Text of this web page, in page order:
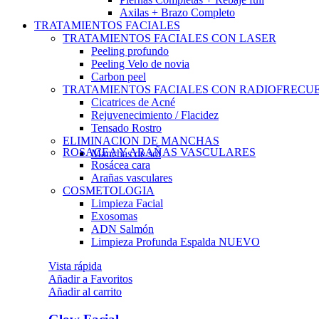
Axilas + Brazo Completo
TRATAMIENTOS FACIALES
TRATAMIENTOS FACIALES CON LASER
Peeling profundo
Peeling Velo de novia
Carbon peel
TRATAMIENTOS FACIALES CON
Cicatrices de Acné
Rejuvenecimiento / Flacidez
Tensado Rostro
ELIMINACION DE MANCHAS
Manchas de sol
ROSACEA Y ARAÑAS VASCULARES
Rosácea cara
Arañas vasculares
COSMETOLOGIA
Limpieza Facial
Exosomas
ADN Salmón
Limpieza Profunda Espalda NUEVO
Vista rápida
Añadir a Favoritos
Añadir al carrito